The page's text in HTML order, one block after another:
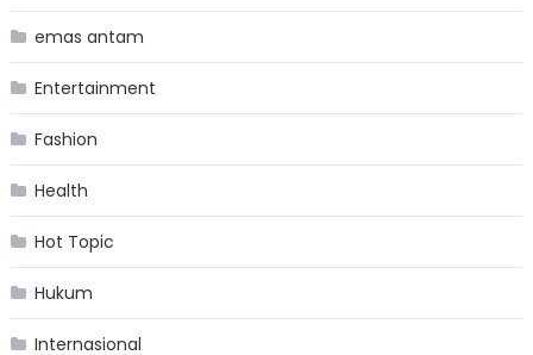
emas antam
Entertainment
Fashion
Health
Hot Topic
Hukum
Internasional